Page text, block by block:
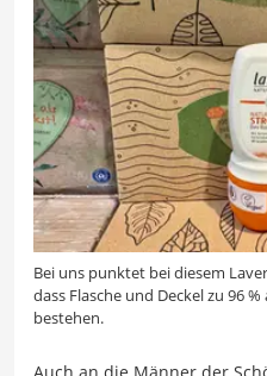
Bei uns punktet bei diesem
dass Flasche und Deckel zu 96
bestehen.
Auch an die Männer der